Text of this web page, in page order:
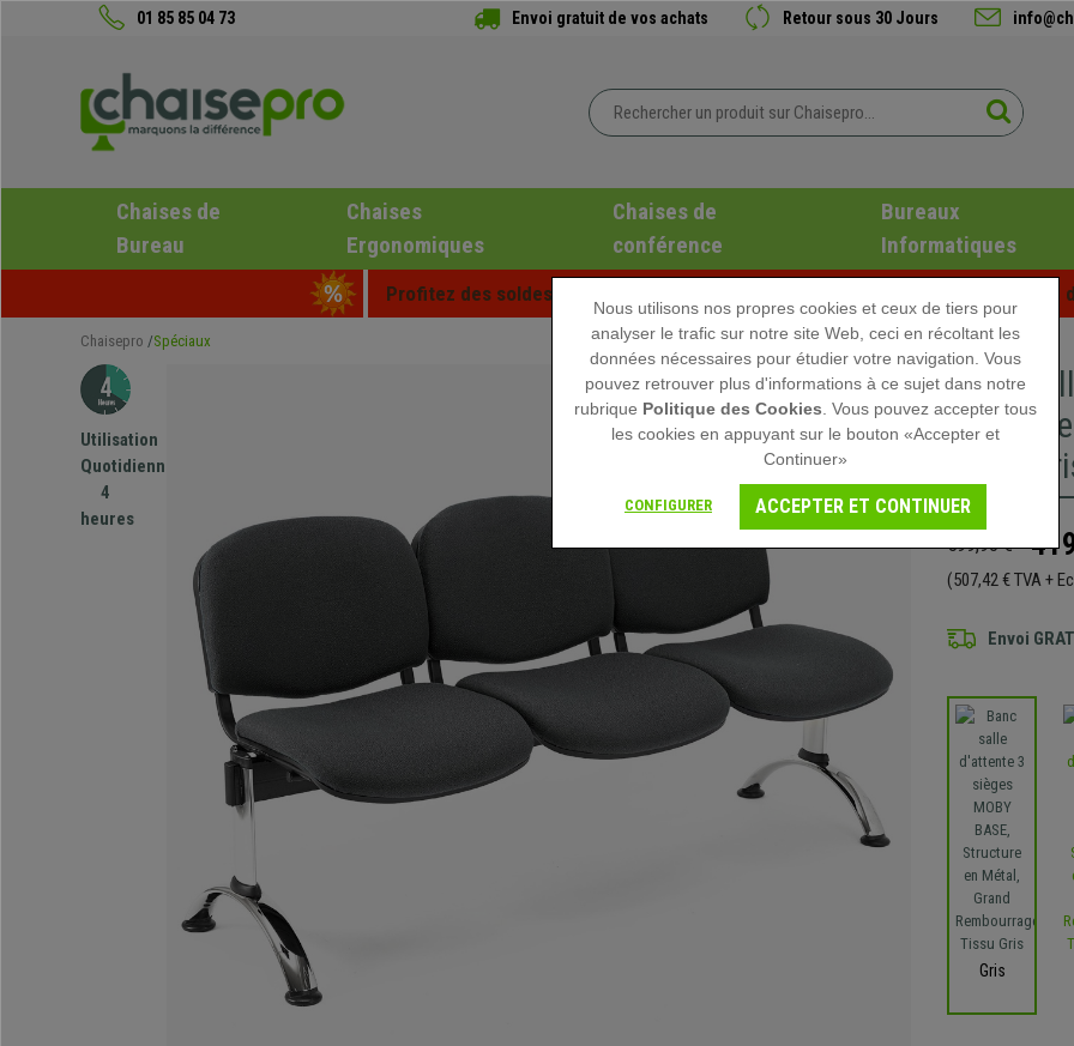
01 85 85 04 73 Envoi gratuit de vos achats Retour sous 30 Jours
Chaises de
Bureau
Chaises
Ergonomiques
Chaises de
conférence
Bureaux
Informatiques
Profitez des soldes d'été chez Chaisepro ! Des réductions exclusives pour une
Chaisepro Spéciaux
Utilisation
Quotidienne
4
heures
Banc
Tissu
599,90 €
(507,42 € TVA +
Envoi
Gris
Nous utilisons nos propres cookies et ceux de tiers pour
analyser le trafic sur notre site Web, ceci en récoltant les
données nécessaires pour étudier votre navigation. Vous
pouvez retrouver plus d'informations à ce sujet dans notre
rubrique Politique des Cookies . Vous pouvez accepter tous
les cookies en appuyant sur le bouton «Accepter et
Continuer»
CONFIGURER ACCEPTER ET CONTINUER